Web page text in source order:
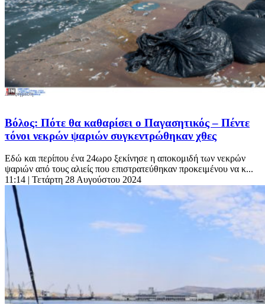
Βόλος: Πότε θα καθαρίσει ο Παγασητικός – Πέντε
τόνοι νεκρών ψαριών συγκεντρώθηκαν χθες
Εδώ και περίπου ένα 24ωρο ξεκίνησε η αποκομιδή των νεκρών
ψαριών από τους αλιείς που επιστρατεύθηκαν προκειμένου να κ...
11:14 | Τετάρτη 28 Αυγούστου 2024